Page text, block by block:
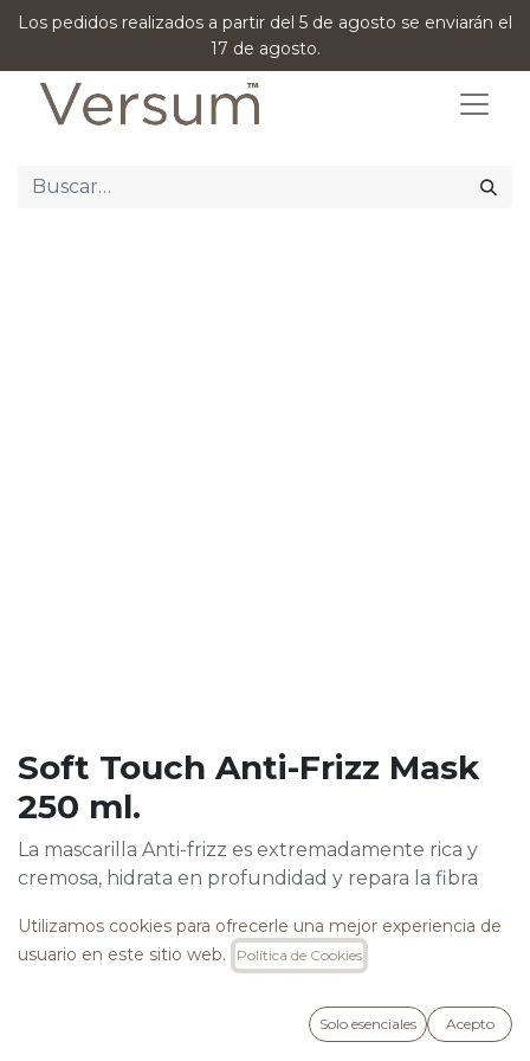
Los pedidos realizados a partir del 5 de agosto se enviarán el
17 de agosto.
Soft Touch Anti-Frizz Mask
250 ml.
La mascarilla Anti-frizz es extremadamente rica y
cremosa, hidrata en profundidad y repara la fibra
rica fórmula con Five Secrets Oil ejerce una
profunda acción antiencrespamiento.
Utilizamos cookies para ofrecerle una mejor experiencia de
usuario en este sitio web.
Política de Cookies
Solo esenciales Acepto